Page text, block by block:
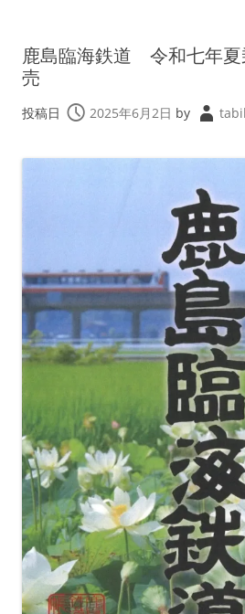
鹿島臨海鉄道 令和七年夏
売
投稿日 2025年6月2日 by